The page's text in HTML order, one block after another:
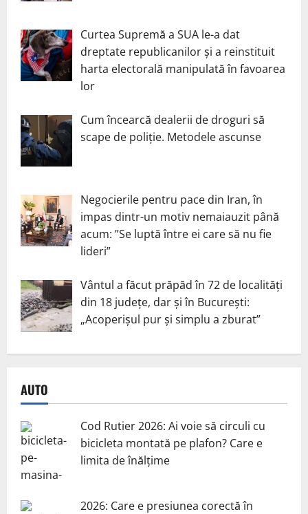
Curtea Supremă a SUA le-a dat
dreptate republicanilor și a reinstituit
harta electorală manipulată în favoarea
lor
Cum încearcă dealerii de droguri să
scape de poliție. Metodele ascunse
Negocierile pentru pace din Iran, în
impas dintr-un motiv nemaiauzit până
acum: ”Se luptă între ei care să nu fie
lideri”
Vântul a făcut prăpăd în 72 de localități
din 18 județe, dar și în București:
„Acoperișul pur și simplu a zburat”
AUTO
Cod Rutier 2026: Ai voie să circuli cu
bicicleta montată pe plafon? Care e
limita de înălțime
2026: Care e presiunea corectă în